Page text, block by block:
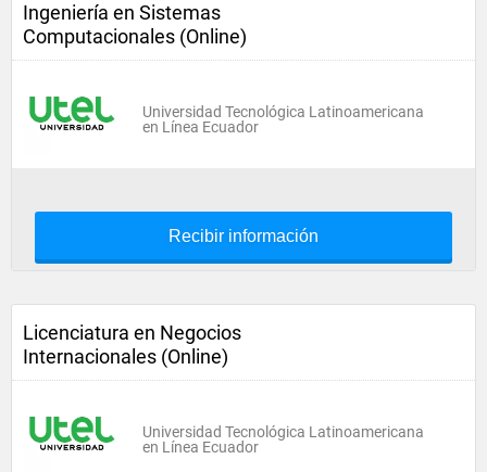
Ingeniería en Sistemas
Computacionales (Online)
Universidad Tecnológica Latinoamericana
en Línea Ecuador
Recibir información
Licenciatura en Negocios
Internacionales (Online)
Universidad Tecnológica Latinoamericana
en Línea Ecuador